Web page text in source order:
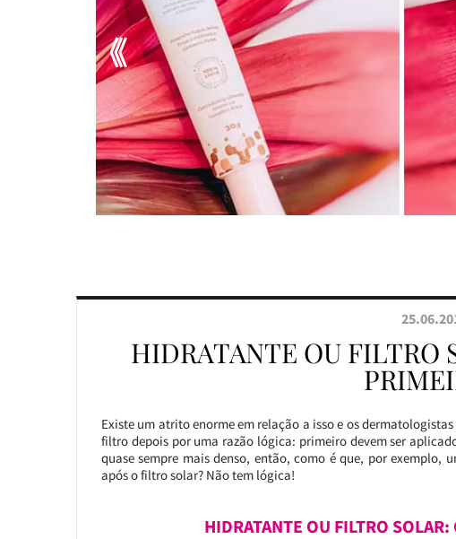
HIDRATANTE OU FILTRO
Existe um atrito enorme em relação a isso e os
filtro depois por uma razão lógica: primeiro devem ser
quase sempre mais denso, então, como é que, por
após o filtro solar? Não tem lógica!
HIDRATANTE OU FILTRO